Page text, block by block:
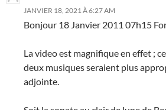
JANVIER 18, 2021 À 6:27 AM
Bonjour 18 Janvier 2011 07h15
La video est magnifique en effet ;
deux musiques seraient plus
adjointe.